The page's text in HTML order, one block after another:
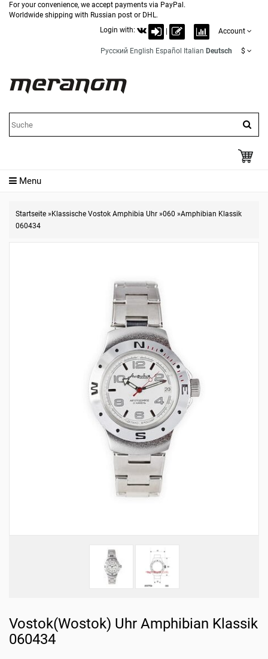
For your convenience, we accept payments via PayPal.
Worldwide shipping with Russian post or DHL.
Login with:
Account
Русский English Español Italian Deutsch $
Menu
Startseite » Klassische Vostok Amphibia Uhr »060 »Amphibian Klassik
060434
Vostok(Wostok) Uhr Amphibian Klassik
060434